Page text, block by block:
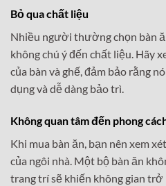
Bỏ qua chất liệu
Nhiều người thường chọn bàn
không chú ý đến chất liệu. Hãy
của bàn và ghế, đảm bảo rằng
dụng và dễ dàng bảo trì.
Không quan tâm đến phong
Khi mua bàn ăn, bạn nên xem
của ngôi nhà. Một bộ bàn ăn
trang trí sẽ khiến không gian